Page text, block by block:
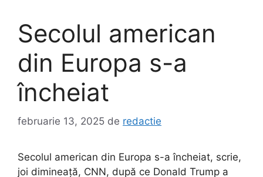
Secolul american
din Europa s-a
încheiat
februarie 13, 2025 de redactie
Secolul american din Europa s-a încheiat, scrie,
joi dimineață, CNN, după ce Donald Trump a